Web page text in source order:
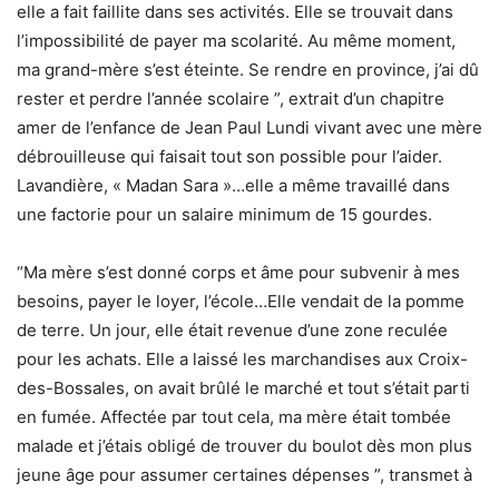
elle a fait faillite dans ses activités. Elle se trouvait dans
l’impossibilité de payer ma scolarité. Au même moment,
ma grand-mère s’est éteinte. Se rendre en province, j’ai dû
rester et perdre l’année scolaire ”, extrait d’un chapitre
amer de l’enfance de Jean Paul Lundi vivant avec une mère
débrouilleuse qui faisait tout son possible pour l’aider.
Lavandière, « Madan Sara »…elle a même travaillé dans
une factorie pour un salaire minimum de 15 gourdes.
“Ma mère s’est donné corps et âme pour subvenir à mes
besoins, payer le loyer, l’école…Elle vendait de la pomme
de terre. Un jour, elle était revenue d’une zone reculée
pour les achats. Elle a laissé les marchandises aux Croix-
des-Bossales, on avait brûlé le marché et tout s’était parti
en fumée. Affectée par tout cela, ma mère était tombée
malade et j’étais obligé de trouver du boulot dès mon plus
jeune âge pour assumer certaines dépenses ”, transmet à